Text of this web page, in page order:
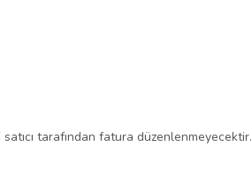
tarafından fatura düzenlenmeyecektir.